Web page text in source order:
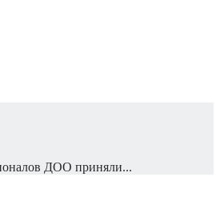
ДОО приняли...